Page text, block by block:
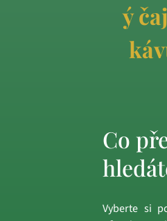
ý
Co
Vyberte si